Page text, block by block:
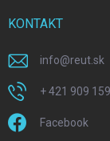
KONTAKT
info@reut.sk
+ 421 909
Facebook